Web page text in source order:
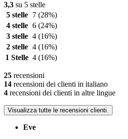
3,3 su 5 stelle
5 stelle
7 (28%)
4 stelle 6 (24%)
3 stelle 4 (16%)
2 stelle 4 (16%)
1 Stelle 4 (16%)
25 recensioni
14 recensioni dei clienti in italiano
4 recensioni dei clienti in altre lingue
Visualizza tutte le recensioni clienti.
Eve